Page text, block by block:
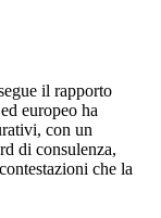
il rapporto
europeo ha
con un
di consulenza,
che la